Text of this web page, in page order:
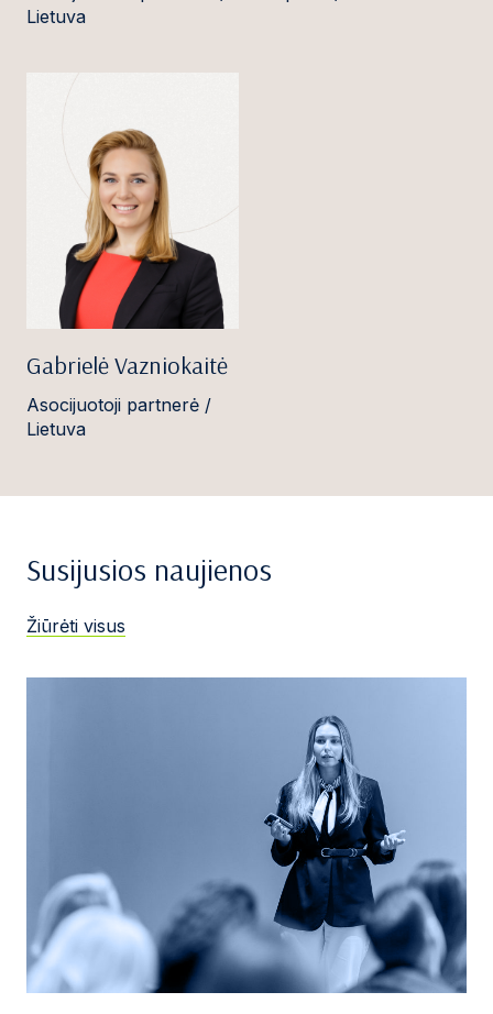
Lietuva
Gabrielė Vazniokaitė
Asocijuotoji partnerė /
Lietuva
Susijusios naujienos
Žiūrėti visus